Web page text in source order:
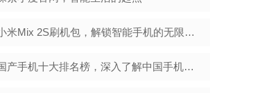
小米Mix 2S刷机包，解锁智能手机的无限可能
国产手机十大排名榜，深入了解中国手机市场的佼佼者